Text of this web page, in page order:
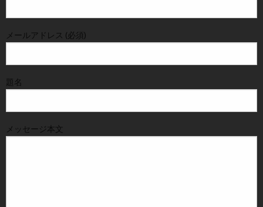
メールアドレス (必須)
題名
メッセージ本文